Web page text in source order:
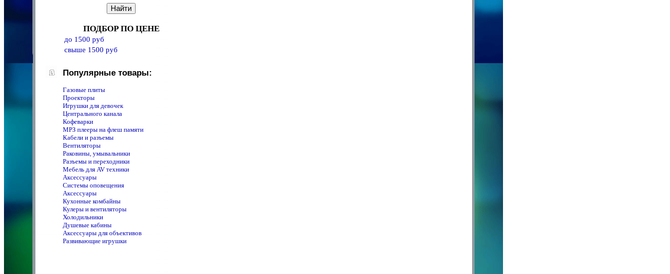
ПОДБОР ПО ЦЕНЕ
до 1500 руб
свыше 1500 руб
Популярные товары:
Газовые плиты
Проекторы
Игрушки для девочек
Центрального канала
Кофеварки
MPЗ плееры на флеш памяти
Кабели и разъемы
Вентиляторы
Раковины, умывальники
Разъемы и переходники
Мебель для AV техники
Аксессуары
Системы оповещения
Аксессуары
Кухонные комбайны
Кулеры и вентиляторы
Холодильники
Душевые кабины
Аксессуары для объективов
Развивающие игрушки